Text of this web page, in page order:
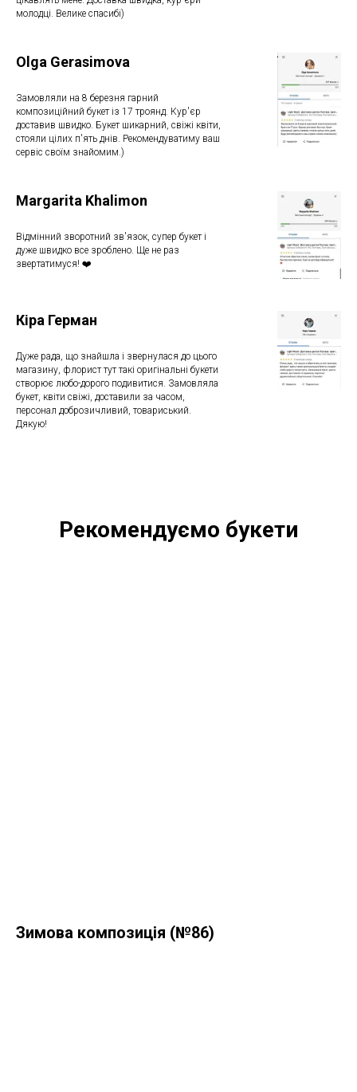
молодці. Велике спасибі)
Olga Gerasimova
Замовляли на 8 березня гарний
композиційний букет із 17 троянд. Кур'єр
доставив швидко. Букет шикарний, свіжі квіти,
стояли цілих п'ять днів. Рекомендуватиму ваш
сервіс своїм знайомим.)
Margarita Khalimon
Відмінний зворотний зв'язок, супер букет і
дуже швидко все зроблено. Ще не раз
звертатимуся! ❤️
Кіра Герман
Дуже рада, що знайшла і звернулася до цього
магазину, флорист тут такі оригінальні букети
створює любо-дорого подивитися. Замовляла
букет, квіти свіжі, доставили за часом,
персонал доброзичливий, товариський.
Дякую!
Рекомендуємо букети
Зимова композиція (№86)